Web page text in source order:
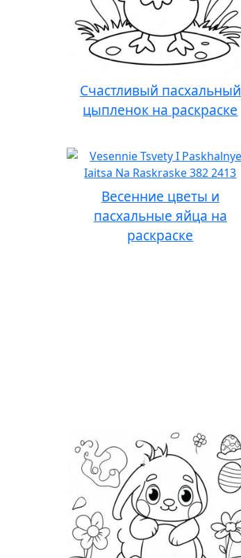
Счастливый пасхальный
цыпленок на раскраске
Весенние цветы и
пасхальные яйца на
раскраске